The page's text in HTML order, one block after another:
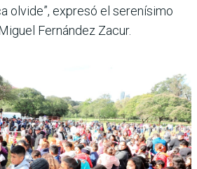
olvide”, expresó el serenísimo
Fernández Zacur.